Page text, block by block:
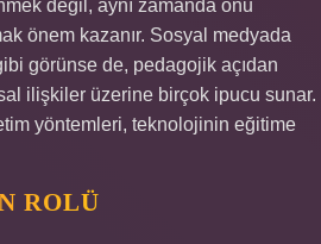
değil, aynı zamanda onu
önem kazanır. Sosyal medyada
görünse de, pedagojik açıdan
ilişkiler üzerine birçok ipucu sunar.
yöntemleri, teknolojinin eğitime
ROLÜ